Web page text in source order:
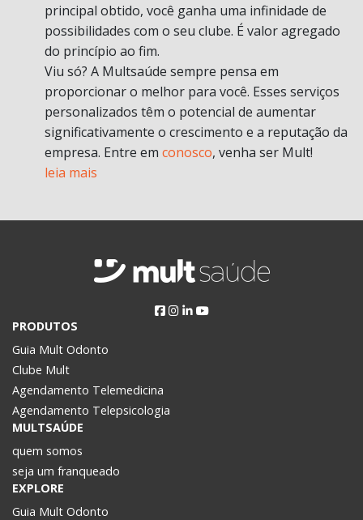
principal obtido, você ganha uma infinidade de
possibilidades com o seu clube. É valor agregado
do princípio ao fim.
Viu só? A Multsaúde sempre pensa em
proporcionar o melhor para você. Esses serviços
personalizados têm o potencial de aumentar
significativamente o crescimento e a reputação da
empresa. Entre em conosco, venha ser Mult!
leia mais
PRODUTOS
Guia Mult Odonto
Clube Mult
Agendamento Telemedicina
Agendamento Telepsicologia
MULTSAÚDE
quem somos
seja um franqueado
EXPLORE
Guia Mult Odonto